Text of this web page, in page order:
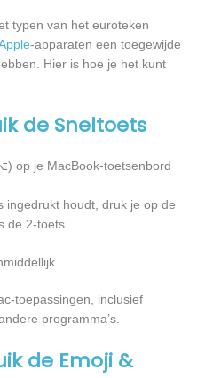
typen van het euroteken
-apparaten een toegewijde
Hier is hoe je het kunt
de Sneltoets
op je MacBook-toetsenbord
ingedrukt houdt, druk je op de
de 2-toets.
toepassingen, inclusief
programma’s.
de Emoji &